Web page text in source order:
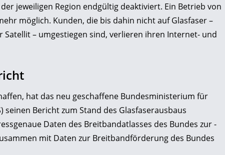
jeweiligen Region endgültig deaktiviert. Ein Betrieb von
möglich. Kunden, die bis dahin nicht auf Glasfaser –
– umgestiegen sind, verlieren ihren Internet- und
hat das neu geschaffene Bundesministerium für
Bericht zum Stand des Glasfaserausbaus
Daten des Breitbandatlasses des Bundes zur
mit Daten zur Breitbandförderung des Bundes